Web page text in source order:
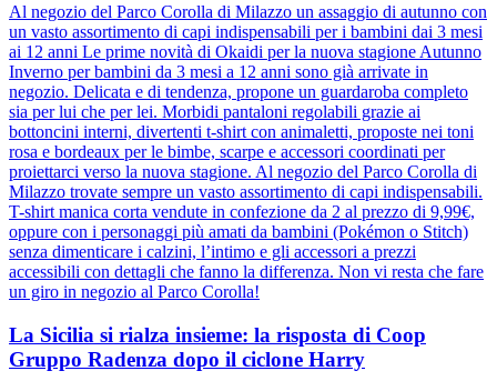
Al negozio del Parco Corolla di Milazzo un assaggio di autunno con
un vasto assortimento di capi indispensabili per i bambini dai 3 mesi
ai 12 anni Le prime novità di Okaidi per la nuova stagione Autunno
Inverno per bambini da 3 mesi a 12 anni sono già arrivate in
negozio. Delicata e di tendenza, propone un guardaroba completo
sia per lui che per lei. Morbidi pantaloni regolabili grazie ai
bottoncini interni, divertenti t-shirt con animaletti, proposte nei toni
rosa e bordeaux per le bimbe, scarpe e accessori coordinati per
proiettarci verso la nuova stagione. Al negozio del Parco Corolla di
Milazzo trovate sempre un vasto assortimento di capi indispensabili.
T-shirt manica corta vendute in confezione da 2 al prezzo di 9,99€,
oppure con i personaggi più amati da bambini (Pokémon o Stitch)
senza dimenticare i calzini, l’intimo e gli accessori a prezzi
accessibili con dettagli che fanno la differenza. Non vi resta che fare
un giro in negozio al Parco Corolla!
La Sicilia si rialza insieme: la risposta di Coop
Gruppo Radenza dopo il ciclone Harry